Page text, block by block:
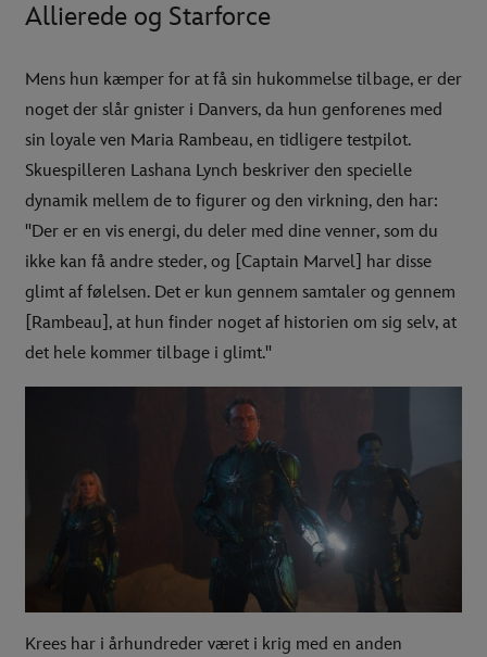
Allierede og Starforce
Mens hun kæmper for at få sin hukommelse tilbage, er der
noget der slår gnister i Danvers, da hun genforenes med
sin loyale ven Maria Rambeau, en tidligere testpilot.
Skuespilleren Lashana Lynch beskriver den specielle
dynamik mellem de to figurer og den virkning, den har:
"Der er en vis energi, du deler med dine venner, som du
ikke kan få andre steder, og [Captain Marvel] har disse
glimt af følelsen. Det er kun gennem samtaler og gennem
[Rambeau], at hun finder noget af historien om sig selv, at
det hele kommer tilbage i glimt."
Krees har i århundreder været i krig med en anden